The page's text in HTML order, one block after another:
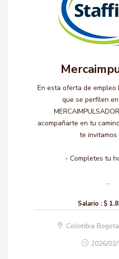
En esta oferta de empleo
que se perfilen
acompañarte en tu
te invitamos
- Completes tu
...
Salario : $
Colombia
2026/